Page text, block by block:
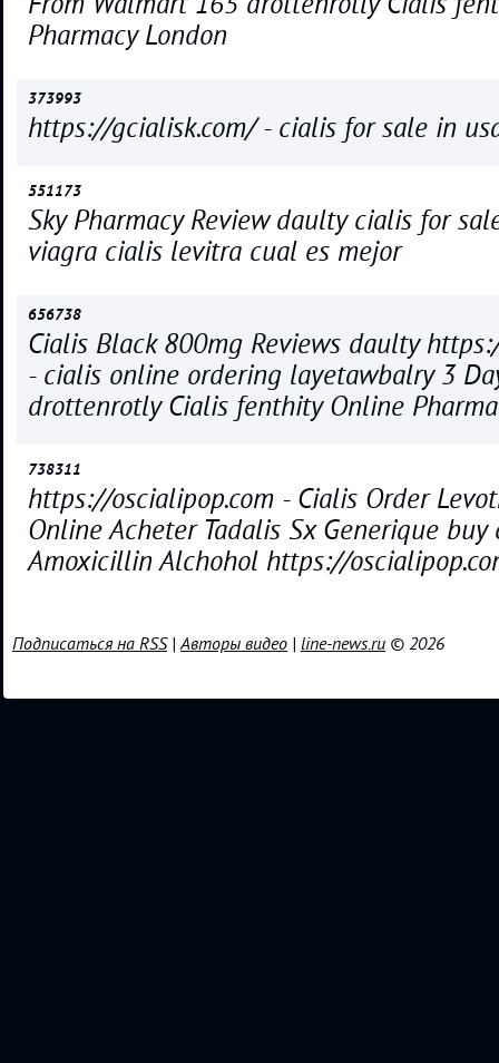
Pharmacy London
373993
https://gcialisk.com/ - cialis for sale in
551173
Sky Pharmacy Review daulty cialis for
viagra cialis levitra cual es mejor
656738
Cialis Black 800mg Reviews daulty
- cialis online ordering layetawbalry 3
drottenrotly Cialis fenthity Online
738311
https://oscialipop.com - Cialis Order
Online Acheter Tadalis Sx Generique
Amoxicillin Alchohol https://
Подписаться на RSS|Авторы видео | line-news.ru © 2026